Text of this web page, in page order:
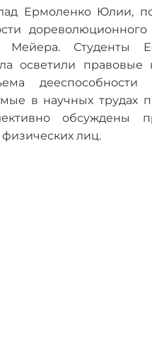
Ермоленко Юлии,
дореволюционного
Мейера. Студенты
осветили правовые
дееспособности
в научных трудах
обсуждены
лиц.